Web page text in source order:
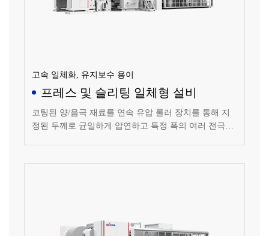
고속 일체화, 유지보수 용이
프레스 및 슬리팅 일체형 설비
코팅된 양/음극 재료를 연속 유압 롤러 장치를 통해 지
정된 두께로 균일하게 압연하고 특정 폭의 여러 전극으